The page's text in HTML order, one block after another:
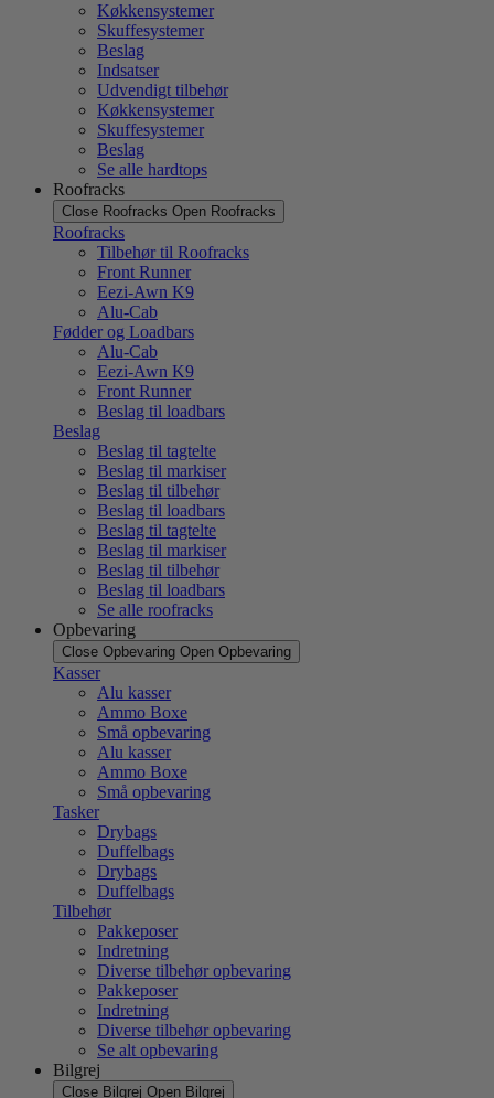
Køkkensystemer
Skuffesystemer
Beslag
Indsatser
Udvendigt tilbehør
Køkkensystemer
Skuffesystemer
Beslag
Se alle hardtops
Roofracks
Close Roofracks Open Roofracks
Roofracks
Tilbehør til Roofracks
Front Runner
Eezi-Awn K9
Alu-Cab
Fødder og Loadbars
Alu-Cab
Eezi-Awn K9
Front Runner
Beslag til loadbars
Beslag
Beslag til tagtelte
Beslag til markiser
Beslag til tilbehør
Beslag til loadbars
Beslag til tagtelte
Beslag til markiser
Beslag til tilbehør
Beslag til loadbars
Se alle roofracks
Opbevaring
Close Opbevaring Open Opbevaring
Kasser
Alu kasser
Ammo Boxe
Små opbevaring
Alu kasser
Ammo Boxe
Små opbevaring
Tasker
Drybags
Duffelbags
Drybags
Duffelbags
Tilbehør
Pakkeposer
Indretning
Diverse tilbehør opbevaring
Pakkeposer
Indretning
Diverse tilbehør opbevaring
Se alt opbevaring
Bilgrej
Close Bilgrej Open Bilgrej